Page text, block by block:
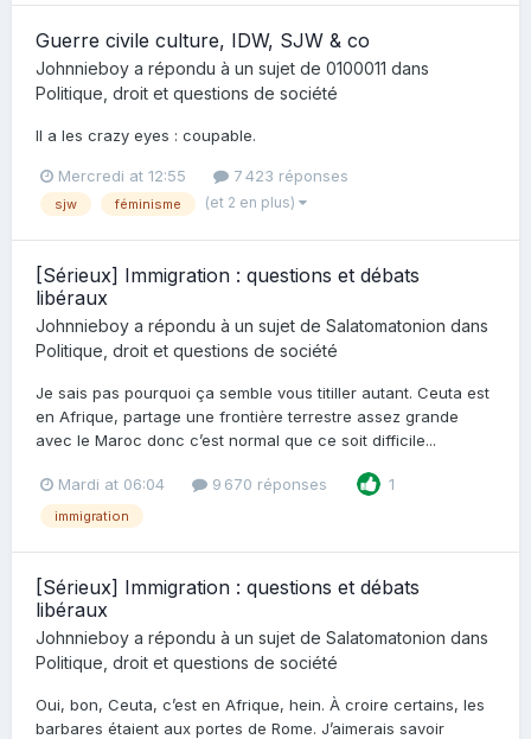
Guerre civile culture, IDW, SJW & co
Johnnieboy a répondu à un sujet de 0100011 dans
Politique, droit et questions de société
Il a les crazy eyes : coupable.
Mercredi at 12:55 7 423 réponses
sjw féminisme (et 2 en plus)
[Sérieux] Immigration : questions et débats
libéraux
Johnnieboy a répondu à un sujet de Salatomatonion dans
Politique, droit et questions de société
Je sais pas pourquoi ça semble vous titiller autant. Ceuta est
en Afrique, partage une frontière terrestre assez grande
avec le Maroc donc c’est normal que ce soit difficile...
Mardi at 06:04 9 670 réponses 1
immigration
[Sérieux] Immigration : questions et débats
libéraux
Johnnieboy a répondu à un sujet de Salatomatonion dans
Politique, droit et questions de société
Oui, bon, Ceuta, c’est en Afrique, hein. À croire certains, les
barbares étaient aux portes de Rome. J’aimerais savoir